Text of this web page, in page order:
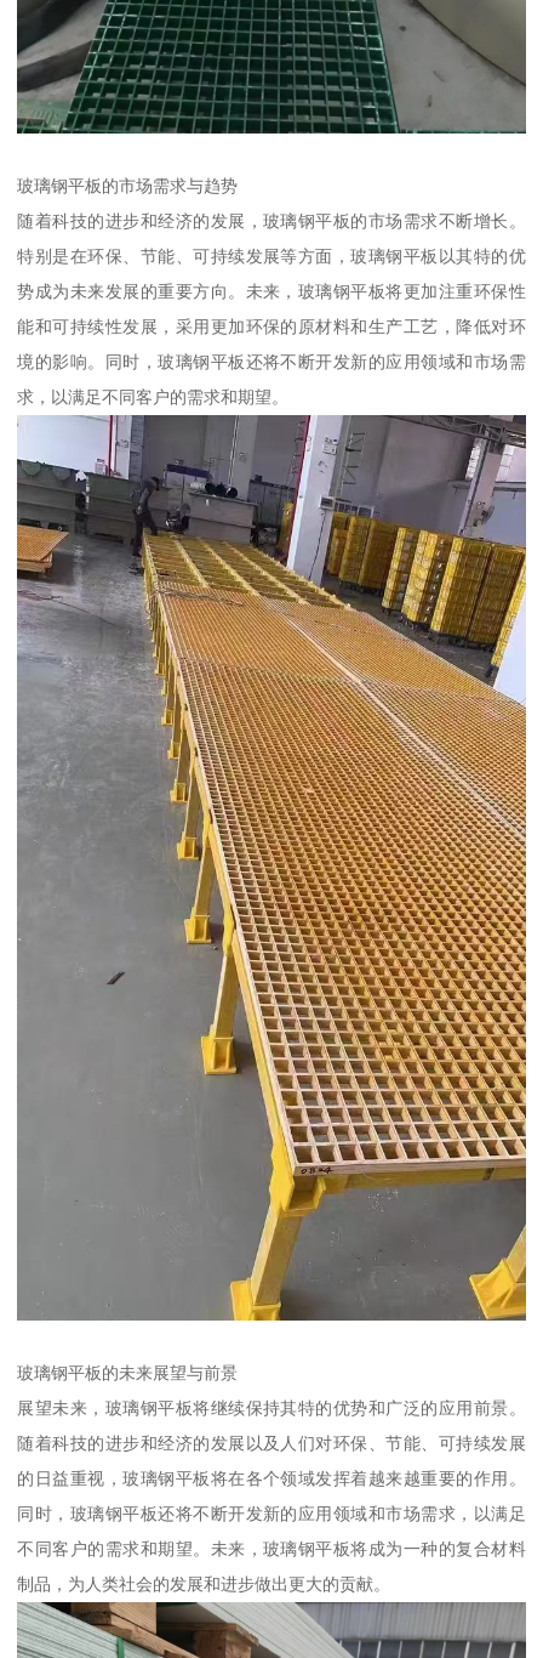
玻璃钢平板的市场需求与趋势
随着科技的进步和经济的发展，玻璃钢平板的市场需求不断增长。
特别是在环保、节能、可持续发展等方面，玻璃钢平板以其特的优
势成为未来发展的重要方向。未来，玻璃钢平板将更加注重环保性
能和可持续性发展，采用更加环保的原材料和生产工艺，降低对环
境的影响。同时，玻璃钢平板还将不断开发新的应用领域和市场需
求，以满足不同客户的需求和期望。
玻璃钢平板的未来展望与前景
展望未来，玻璃钢平板将继续保持其特的优势和广泛的应用前景。
随着科技的进步和经济的发展以及人们对环保、节能、可持续发展
的日益重视，玻璃钢平板将在各个领域发挥着越来越重要的作用。
同时，玻璃钢平板还将不断开发新的应用领域和市场需求，以满足
不同客户的需求和期望。未来，玻璃钢平板将成为一种的复合材料
制品，为人类社会的发展和进步做出更大的贡献。